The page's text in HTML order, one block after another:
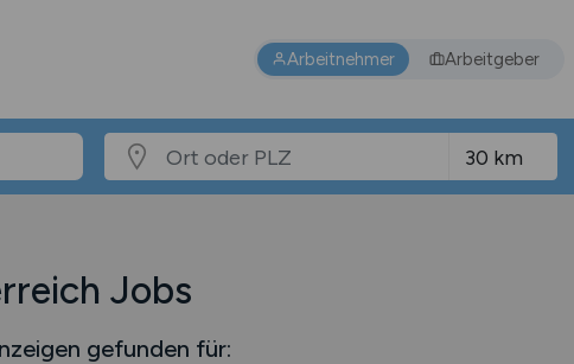
Arbeitnehmer Arbeitgeber
Jobs
gefunden für: